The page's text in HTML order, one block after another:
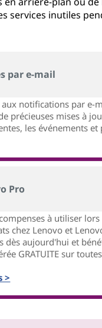
services inutiles
par e-mail
notifications par e-
précieuses mises à
les événements et
Pro
à utiliser
chez Lenovo et
dès aujourd'hui et
GRATUITE sur
>